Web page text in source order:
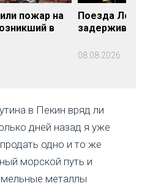
пожар на
в
Поезда
08.08.2026
в Пекин вряд ли
дней назад я уже
одно и то же
морской путь и
металлы